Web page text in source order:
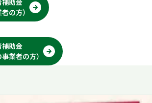
助金
の方）
別
タ
で
く
助金
業者の方）
別
タ
く